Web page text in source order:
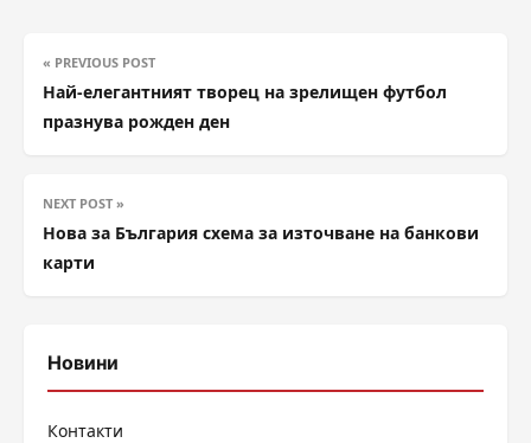
« PREVIOUS POST
Най-елегантният творец на зрелищен футбол
празнува рожден ден
NEXT POST »
Нова за България схема за източване на банкови
карти
Новини
Контакти